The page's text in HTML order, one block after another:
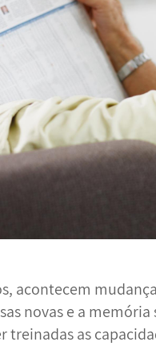
acontecem
novas e a
treinadas as